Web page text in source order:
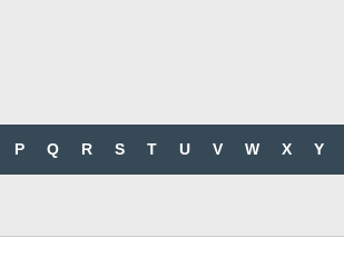
P Q R S T U V W X Y